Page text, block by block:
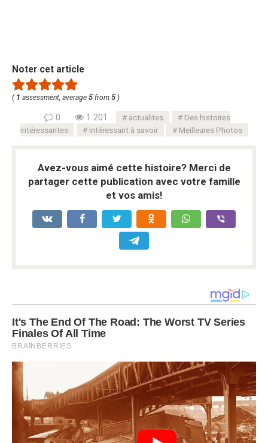
Noter cet article
( 1 assessment, average 5 from 5 )
0 1 201 actualites
Des histoires
intéressantes
Intéressant à savoir Meilleures Photos
Avez-vous aimé cette histoire? Merci de
partager cette publication avec votre famille
et vos amis!